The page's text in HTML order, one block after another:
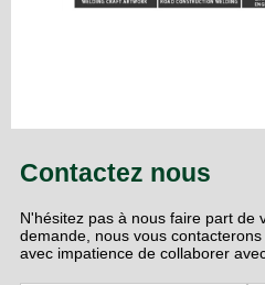
Contactez nous
N'hésitez pas à nous faire part de
demande, nous vous
avec impatience de collaborer